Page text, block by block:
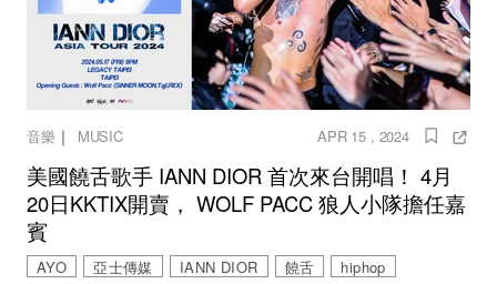
音樂 ｜ MUSIC APR 15 , 2024
美國饒舌歌手 IANN DIOR 首次來台開唱！ 4月
20日KKTIX開賣， WOLF PACC 狼人小隊擔任嘉
賓
AYO 亞士傳媒 IANN DIOR 饒舌
hiphop